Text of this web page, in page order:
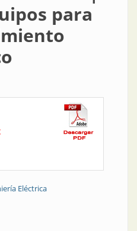
para
Eléctrica